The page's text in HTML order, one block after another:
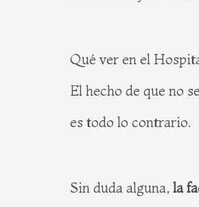
Qué ver en el
El hecho de que no
es todo lo contrario.
Sin duda alguna, la